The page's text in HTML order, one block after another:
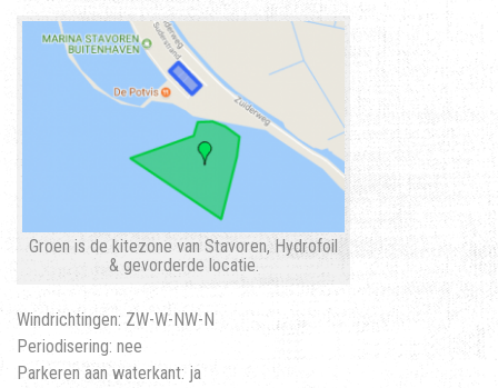
Groen is de kitezone van Stavoren, Hydrofoil
& gevorderde locatie.
Windrichtingen: ZW-W-NW-N
Periodisering: nee
Parkeren aan waterkant: ja